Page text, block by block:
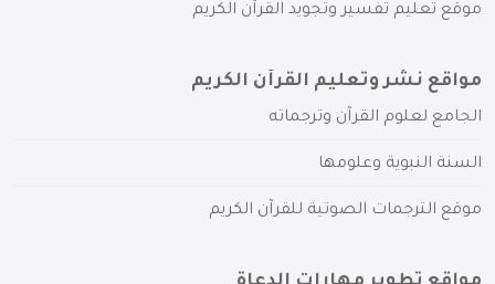
موقع تعليم تفسير وتجويد القرآن الكريم
مواقع نشر وتعليم القرآن الكريم
الجامع لعلوم القرآن وترجماته
السنة النبوية وعلومها
موقع الترجمات الصوتية للقرآن الكريم